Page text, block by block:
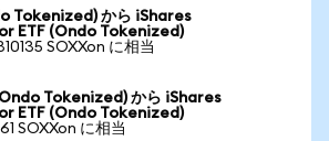
Tokenized) から iShares
ETF (Ondo Tokenized)
SOXXon に相当
Tokenized) から iShares
ETF (Ondo Tokenized)
SOXXon に相当